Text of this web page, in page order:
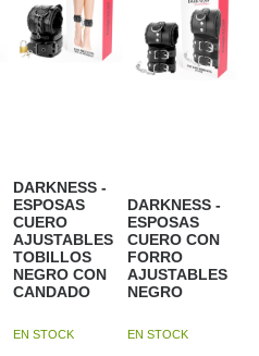
DARKNESS -
ESPOSAS
CUERO
AJUSTABLES
TOBILLOS
NEGRO CON
CANDADO
EN STOCK
DARKNESS -
ESPOSAS
CUERO CON
FORRO
AJUSTABLES
NEGRO
EN STOCK